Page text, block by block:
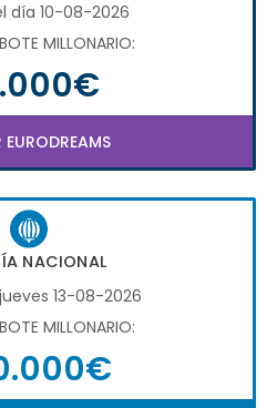
día 10-08-2026
MILLONARIO:
NACIONAL
13-08-2026
MILLONARIO: